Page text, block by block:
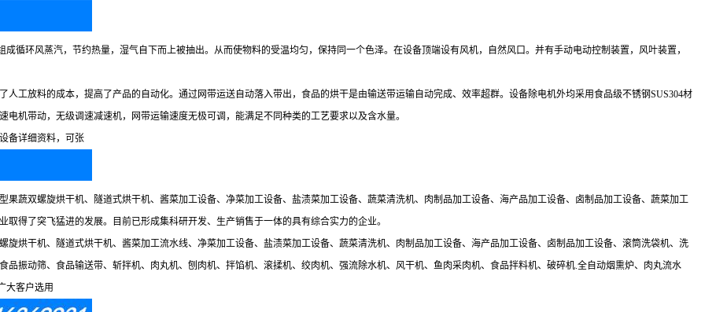
循环风蒸汽，节约热量，湿气自下而上被抽出。从而使物料的受温均匀，保持同一个色泽。在设备顶端设有风机，自然风口。并有手动电动控制装置，风叶装置，
人工放料的成本，提高了产品的自动化。通过网带运送自动落入带出，食品的烘干是由输送带运输自动完成、效率超群。设备除电机外均采用食品级不锈钢SUS304材
机带动，无级调速减速机，网带运输速度无极可调，能满足不同种类的工艺要求以及含水量。
备详细资料，可张
蔬双螺旋烘干机、隧道式烘干机、酱菜加工设备、净菜加工设备、盐渍菜加工设备、蔬菜清洗机、肉制品加工设备、海产品加工设备、卤制品加工设备、蔬菜加工
得了突飞猛进的发展。目前已形成集科研开发、生产销售于一体的具有综合实力的企业。
旋烘干机、隧道式烘干机、酱菜加工流水线、净菜加工设备、盐渍菜加工设备、蔬菜清洗机、肉制品加工设备、海产品加工设备、卤制品加工设备、滚筒洗袋机、洗
振动筛、食品输送带、斩拌机、肉丸机、刨肉机、拌馅机、滚揉机、绞肉机、强流除水机、风干机、鱼肉采肉机、食品拌料机、破碎机.全自动烟熏炉、肉丸流水
大客户选用